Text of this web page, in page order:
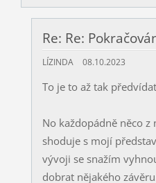
Re: Re:
LÍZINDA 08.10.2023
To je to až tak
No každopádně něco
shoduje s mojí
vývoji se snažím
dobrat nějakého